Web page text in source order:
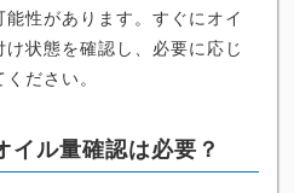
能性があります。すぐにオイ
状態を確認し、必要に応じ
ださい。
イル量確認は必要？